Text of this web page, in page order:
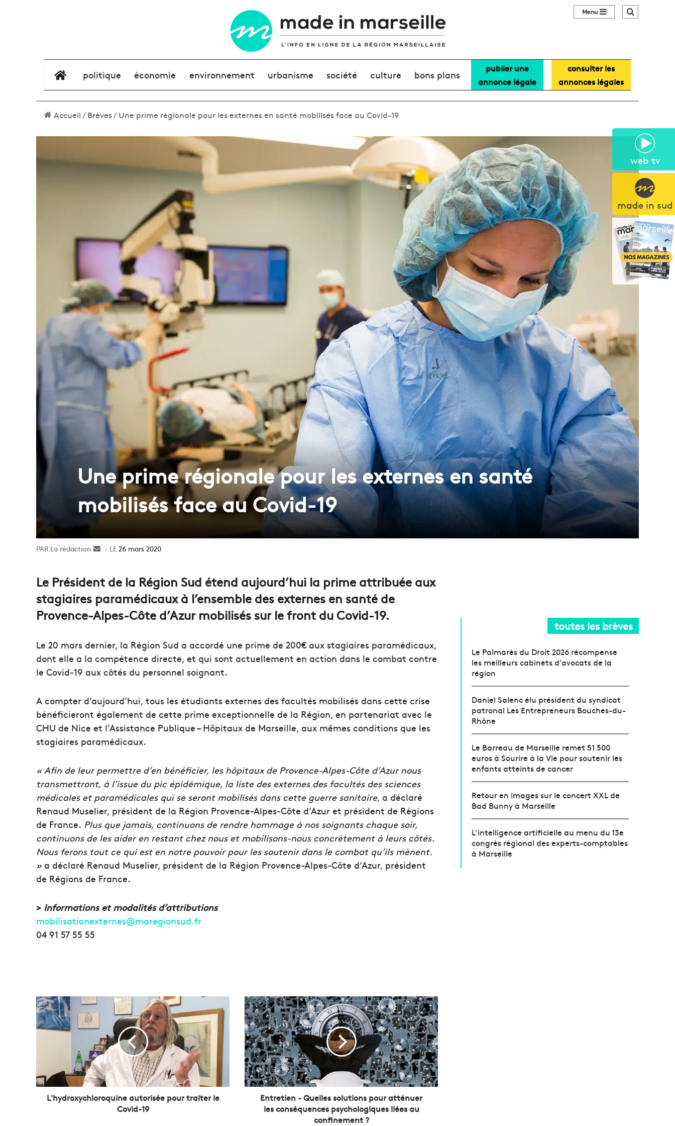
web tv
made in sud
Sidebar (barre
élément de menu
politique économie environnement urbanisme société culture bons plans
publier une
annonce légale
consulter les
annonces légales
Accueil/Brèves/Une prime régionale pour les externes en santé mobilisés face au Covid-19
Une prime régionale pour les externes en santé
mobilisés face au Covid-19
La rédaction
Envoyer26 mars 2020
Le Président de la Région Sud étend aujourd’hui la prime attribuée aux
stagiaires paramédicaux à l’ensemble des externes en santé de
Provence-Alpes-Côte d’Azur mobilisés sur le front du Covid-19.
Le 20 mars dernier, la Région Sud a accordé une prime de 200€ aux stagiaires paramédicaux,
dont elle a la compétence directe, et qui sont actuellement en action dans le combat contre
le Covid-19 aux côtés du personnel soignant.
A compter d’aujourd’hui, tous les étudiants externes des facultés mobilisés dans cette crise
bénéficieront également de cette prime exceptionnelle de la Région, en partenariat avec le
CHU de Nice et l’Assistance Publique – Hôpitaux de Marseille, aux mêmes conditions que les
stagiaires paramédicaux.
« Afin de leur permettre d’en bénéficier, les hôpitaux de Provence-Alpes-Côte d’Azur nous
transmettront, à l’issue du pic épidémique, la liste des externes des facultés des sciences
médicales et paramédicales qui se seront mobilisés dans cette guerre sanitaire, a déclaré
Renaud Muselier, président de la Région Provence-Alpes-Côte d’Azur et président de Régions
de France. Plus que jamais, continuons de rendre hommage à nos soignants chaque soir,
continuons de les aider en restant chez nous et mobilisons-nous concrètement à leurs côtés.
Nous ferons tout ce qui est en notre pouvoir pour les soutenir dans le combat qu’ils mènent.
» a déclaré Renaud Muselier, président de la Région Provence-Alpes-Côte d’Azur, président
de Régions de France.
> Informations et modalités d’attributions
mobilisationexternes@maregionsud.fr
04 91 57 55 55
L
'
h
y
x
y
L'hydroxychloroquine autorisée pour traiter le
Covid-19
E
n
t
r
e
t
i
e
n
Entretien - Quelles solutions pour atténuer
les conséquences psychologiques liées au
confinement ?
toutes les brèves
Le Palmarès du Droit 2026 récompense
les meilleurs cabinets d’avocats de la
région
Daniel Salenc élu président du syndicat
patronal Les Entrepreneurs Bouches-du-
Rhône
Le Barreau de Marseille remet 51 500
euros à Sourire à la Vie pour soutenir les
enfants atteints de cancer
Retour en images sur le concert XXL de
Bad Bunny à Marseille
L’intelligence artificielle au menu du 13e
congrès régional des experts-comptables
à Marseille